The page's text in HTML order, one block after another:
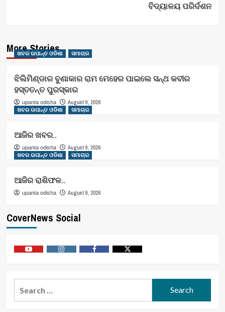
ବିଦ୍ୟାଳୟ ପରିର୍ଦଶନ
More Stories
ଖବର ଉପାନ୍ତ ଓଡିଶା ସମାଚାର
ଝିଲିମିଣ୍ଡାର ବୁଣାକାର ରାମ ମେହେର ପାଇଲେ ସନ୍ଥ କବୀର
ହସ୍ତତନ୍ତ ପୁରସ୍କାର
upanta odisha
August 9, 2026
ଖବର ଉପାନ୍ତ ଓଡିଶା
ସମାଚାର
ଆଜିର ଖବର..
upanta odisha
August 9, 2026
ଖବର ଉପାନ୍ତ ଓଡିଶା
ସମାଚାର
ଆଜିର ରାଶିଫଳ..
upanta odisha August 9, 2026
CoverNews Social